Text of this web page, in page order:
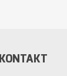
KONTAKT